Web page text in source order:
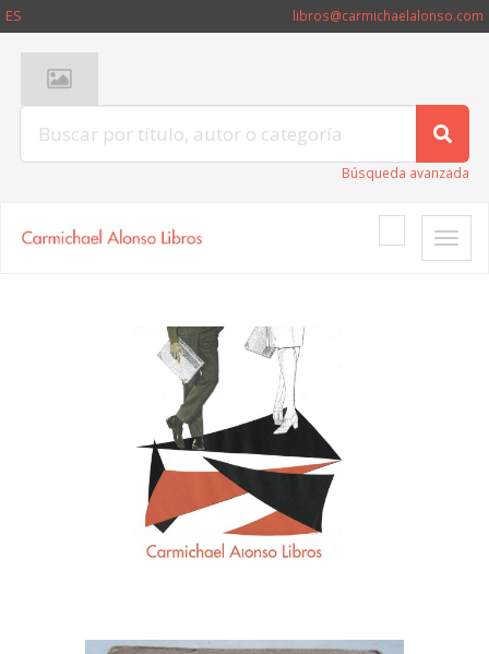
ES libros@carmichaelalonso.com
Búsqueda avanzada
Toggle